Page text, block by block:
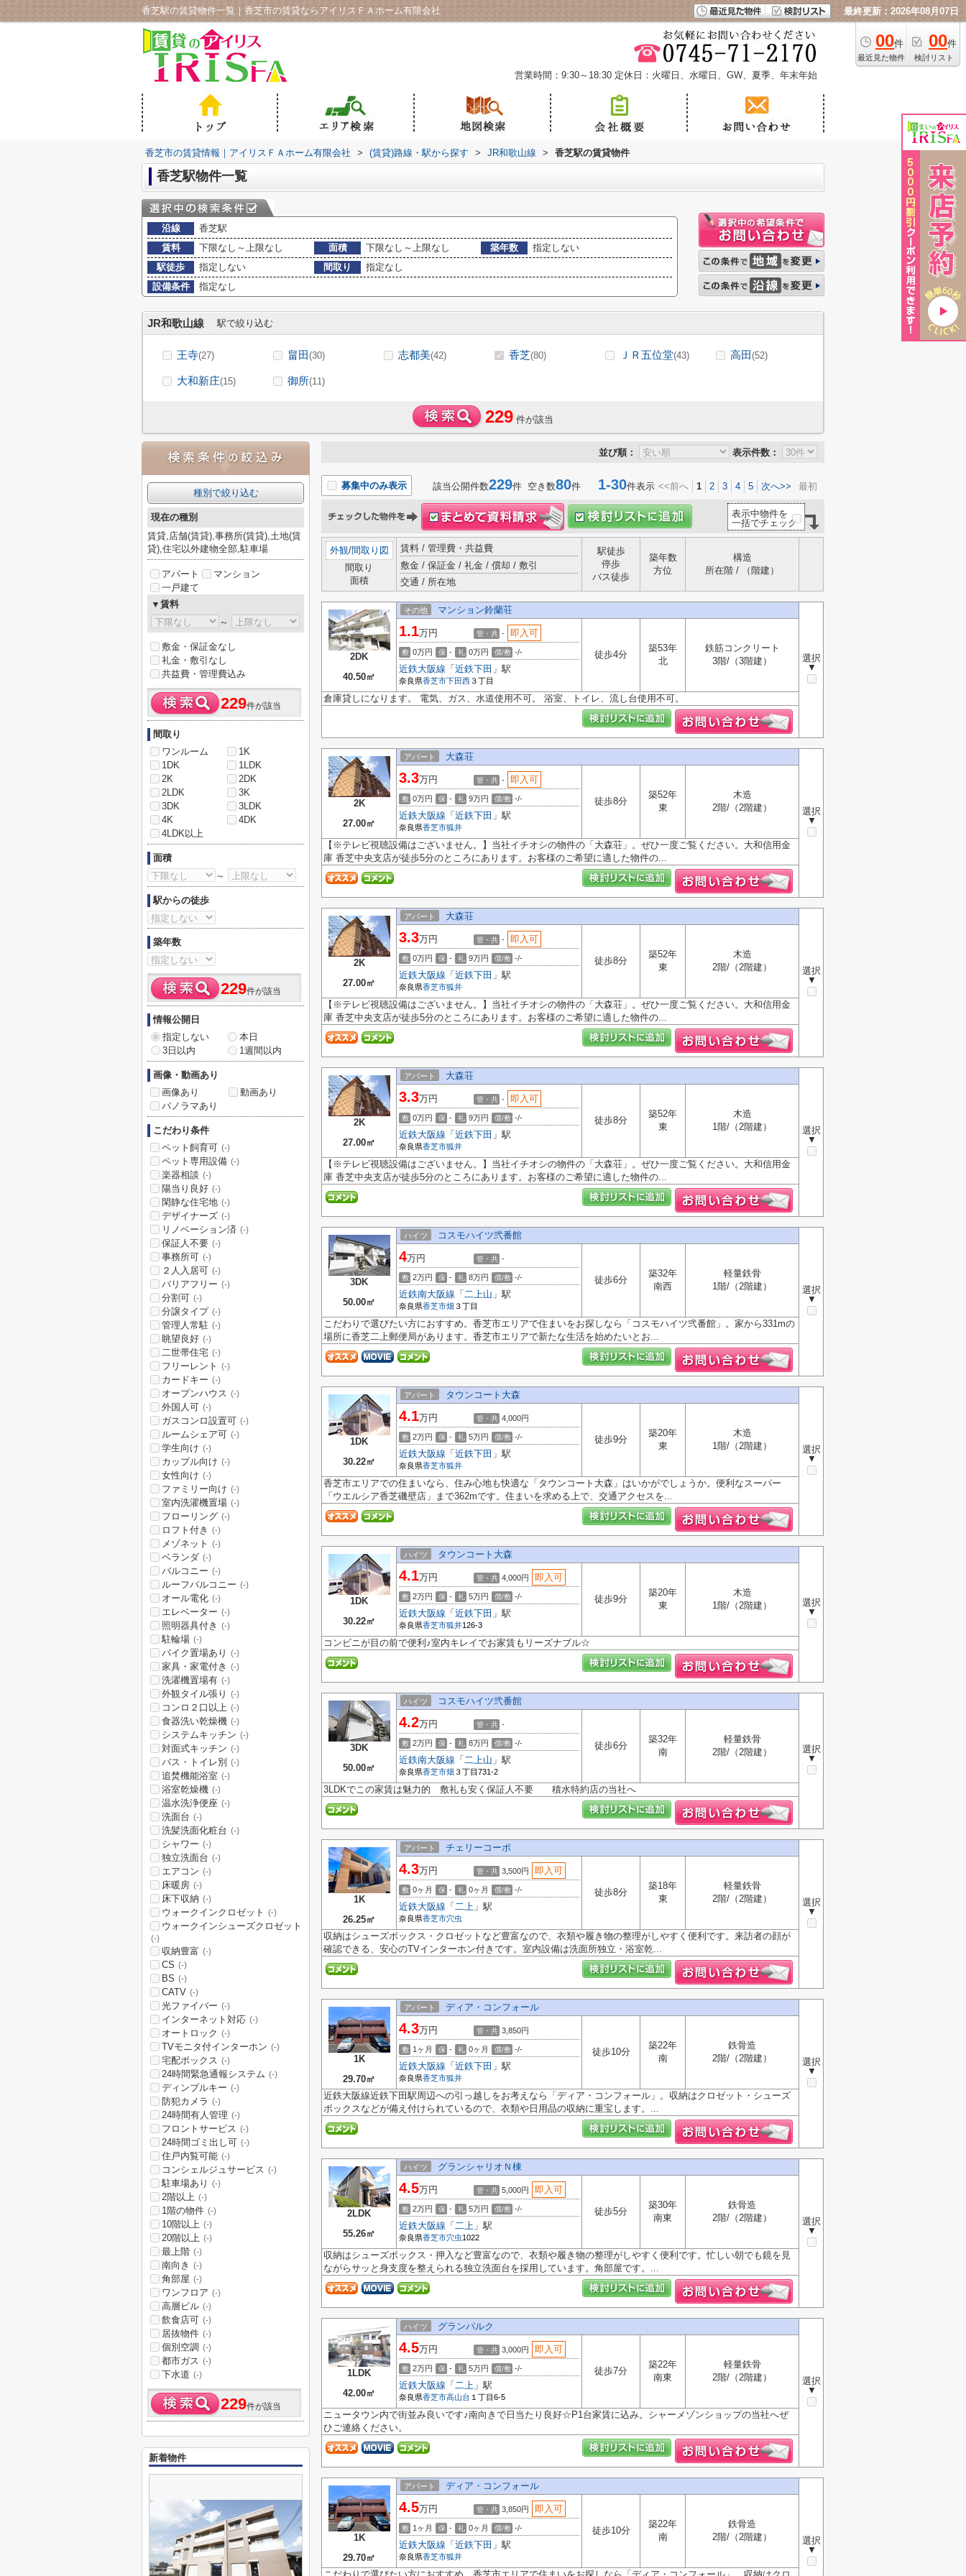
香芝駅の賃貸物件一覧｜香芝市の賃貸ならアイリスＦＡホーム有限会社 最終更新：2026年08月07日
00件
最近見た物件
00件
検討リスト
営業時間：9:30～18:30 定休日：火曜日、水曜日、GW、夏季、年末年始
香芝市の賃貸情報｜アイリスＦＡホーム有限会社 > (賃貸)路線・駅から探す > JR和歌山線 > 香芝駅の賃貸物件
香芝駅物件一覧
沿線
香芝駅
賃料
下限なし～上限なし 面積 下限なし～上限なし 築年数
指定しない
駅徒歩
指定しない 間取り
指定なし
設備条件
指定なし
JR和歌山線 駅で絞り込む
王寺(27) 畠田(30) 志都美(42) 香芝(80) ＪＲ五位堂(43) 高田(52)
大和新庄(15) 御所(11)
229 件が該当
並び順： 表示件数：
募集中のみ表示 該当公開件数229件 空き数80件 1-30件表示 <<前へ 1 2 3 4 5 次へ>> 最初
表示中物件を
一括でチェック
外観/間取り図
間取り
面積
賃料 / 管理費・共益費
敷金 / 保証金 / 礼金 / 償却 / 敷引
交通 / 所在地
駅徒歩
停歩
バス徒歩
築年数
方位
構造
所在階 / （階建）
2DK
40.50㎡
その他 マンション鈴蘭荘
選択
▼
1.1万円 管・共 - 即入可
敷 0万円 保 - 礼 0万円 償/敷 -/-
近鉄大阪線 「 近鉄下田 」駅
奈良県香芝市下田西３丁目
徒歩4分
築53年
北
鉄筋コンクリート
3階/（3階建）
倉庫貸しになります。 電気、ガス、水道使用不可。 浴室、トイレ、流し台使用不可。
2K
27.00㎡
アパート 大森荘
選択
▼
3.3万円 管・共 - 即入可
敷 0万円 保 - 礼 9万円 償/敷 -/-
近鉄大阪線 「 近鉄下田 」駅
奈良県香芝市狐井
徒歩8分
築52年
東
木造
2階/（2階建）
【※テレビ視聴設備はございません。】当社イチオシの物件の「大森荘」。ぜひ一度ご覧ください。大和信用金
庫 香芝中央支店が徒歩5分のところにあります。お客様のご希望に適した物件の...
2K
27.00㎡
アパート 大森荘
選択
▼
3.3万円 管・共 - 即入可
敷 0万円 保 - 礼 9万円 償/敷 -/-
近鉄大阪線 「 近鉄下田 」駅
奈良県香芝市狐井
徒歩8分
築52年
東
木造
2階/（2階建）
【※テレビ視聴設備はございません。】当社イチオシの物件の「大森荘」。ぜひ一度ご覧ください。大和信用金
庫 香芝中央支店が徒歩5分のところにあります。お客様のご希望に適した物件の...
2K
27.00㎡
アパート 大森荘
選択
▼
3.3万円 管・共 - 即入可
敷 0万円 保 - 礼 9万円 償/敷 -/-
近鉄大阪線 「 近鉄下田 」駅
奈良県香芝市狐井
徒歩8分
築52年
東
木造
1階/（2階建）
【※テレビ視聴設備はございません。】当社イチオシの物件の「大森荘」。ぜひ一度ご覧ください。大和信用金
庫 香芝中央支店が徒歩5分のところにあります。お客様のご希望に適した物件の...
3DK
50.00㎡
ハイツ コスモハイツ弐番館
選択
▼
4万円 管・共 -
敷 2万円 保 - 礼 8万円 償/敷 -/-
近鉄南大阪線 「 二上山 」駅
奈良県香芝市畑 ３丁目
徒歩6分
築32年
南西
軽量鉄骨
1階/（2階建）
こだわりで選びたい方におすすめ。香芝市エリアで住まいをお探しなら「コスモハイツ弐番館」。家から331mの
場所に香芝二上郵便局があります。香芝市エリアで新たな生活を始めたいとお...
1DK
30.22㎡
アパート タウンコート大森
選択
▼
4.1万円 管・共 4,000円
敷 2万円 保 - 礼 5万円 償/敷 -/-
近鉄大阪線 「 近鉄下田 」駅
奈良県香芝市狐井
徒歩9分
築20年
東
木造
1階/（2階建）
香芝市エリアでの住まいなら、住み心地も快適な「タウンコート大森」はいかがでしょうか。便利なスーパー
「ウエルシア香芝磯壁店」まで362mです。住まいを求める上で、交通アクセスを...
1DK
30.22㎡
ハイツ タウンコート大森
選択
▼
4.1万円 管・共 4,000円 即入可
敷 2万円 保 - 礼 5万円 償/敷 -/-
近鉄大阪線 「 近鉄下田 」駅
奈良県香芝市狐井126-3
徒歩9分
築20年
東
木造
1階/（2階建）
コンビニが目の前で便利♪室内キレイでお家賃もリーズナブル☆
3DK
50.00㎡
ハイツ コスモハイツ弐番館
選択
▼
4.2万円 管・共 -
敷 2万円 保 - 礼 8万円 償/敷 -/-
近鉄南大阪線 「 二上山 」駅
奈良県香芝市畑 ３丁目731-2
徒歩6分
築32年
南
軽量鉄骨
2階/（2階建）
3LDKでこの家賃は魅力的 敷礼も安く保証人不要 積水特約店の当社へ
1K
26.25㎡
アパート チェリーコーポ
選択
▼
4.3万円 管・共 3,500円 即入可
敷 0ヶ月 保 - 礼 0ヶ月 償/敷 -/-
近鉄大阪線 「 二上 」駅
奈良県香芝市穴虫
徒歩8分
築18年
東
軽量鉄骨
2階/（2階建）
収納はシューズボックス・クロゼットなど豊富なので、衣類や履き物の整理がしやすく便利です。来訪者の顔が
確認できる、安心のTVインターホン付きです。室内設備は洗面所独立・浴室乾...
1K
29.70㎡
アパート ディア・コンフォール
選択
▼
4.3万円 管・共 3,850円
敷 1ヶ月 保 - 礼 0ヶ月 償/敷 -/-
近鉄大阪線 「 近鉄下田 」駅
奈良県香芝市狐井
徒歩10分
築22年
南
鉄骨造
2階/（2階建）
近鉄大阪線近鉄下田駅周辺への引っ越しをお考えなら「ディア・コンフォール」。収納はクロゼット・シューズ
ボックスなどが備え付けられているので、衣類や日用品の収納に重宝します。...
2LDK
55.26㎡
ハイツ グランシャリオＮ棟
選択
▼
4.5万円 管・共 5,000円 即入可
敷 2万円 保 - 礼 5万円 償/敷 -/-
近鉄大阪線 「 二上 」駅
奈良県香芝市穴虫1022
徒歩5分
築30年
南東
鉄骨造
2階/（2階建）
収納はシューズボックス・押入など豊富なので、衣類や履き物の整理がしやすく便利です。忙しい朝でも鏡を見
ながらサッと身支度を整えられる独立洗面台を採用しています。角部屋です。...
1LDK
42.00㎡
ハイツ グランパルク
選択
▼
4.5万円 管・共 3,000円 即入可
敷 2万円 保 - 礼 5万円 償/敷 -/-
近鉄大阪線 「 二上 」駅
奈良県香芝市高山台 １丁目6-5
徒歩7分
築22年
南東
軽量鉄骨
2階/（2階建）
ニュータウン内で街並み良いです♪南向きで日当たり良好☆P1台家賃に込み。シャーメゾンショップの当社へぜ
ひご連絡ください。
1K
29.70㎡
アパート ディア・コンフォール
選択
▼
4.5万円 管・共 3,850円 即入可
敷 1ヶ月 保 - 礼 0ヶ月 償/敷 -/-
近鉄大阪線 「 近鉄下田 」駅
奈良県香芝市狐井
徒歩10分
築22年
南
鉄骨造
2階/（2階建）
種別で絞り込む
現在の種別
賃貸,店舗(賃貸),事務所(賃貸),土地(賃
貸),住宅以外建物全部,駐車場
アパート
マンション
一戸建て
▼賃料
～
敷金・保証金なし
礼金・敷引なし
共益費・管理費込み
229件が該当
間取り
ワンルーム
1K
1DK
1LDK
2K
2DK
2LDK
3K
3DK
3LDK
4K
4DK
4LDK以上
面積
～
駅からの徒歩
築年数
229件が該当
情報公開日
指定しない
本日
3日以内
1週間以内
画像・動画あり
画像あり
動画あり
パノラマあり
こだわり条件
ペット飼育可 (-)
ペット専用設備 (-)
楽器相談 (-)
陽当り良好 (-)
閑静な住宅地 (-)
デザイナーズ (-)
リノベーション済 (-)
保証人不要 (-)
事務所可 (-)
２人入居可 (-)
バリアフリー (-)
分割可 (-)
分譲タイプ (-)
管理人常駐 (-)
眺望良好 (-)
二世帯住宅 (-)
フリーレント (-)
カードキー (-)
オープンハウス (-)
外国人可 (-)
ガスコンロ設置可 (-)
ルームシェア可 (-)
学生向け (-)
カップル向け (-)
女性向け (-)
ファミリー向け (-)
室内洗濯機置場 (-)
フローリング (-)
ロフト付き (-)
メゾネット (-)
ベランダ (-)
バルコニー (-)
ルーフバルコニー (-)
オール電化 (-)
エレベーター (-)
照明器具付き (-)
駐輪場 (-)
バイク置場あり (-)
家具・家電付き (-)
洗濯機置場有 (-)
外観タイル張り (-)
コンロ２口以上 (-)
食器洗い乾燥機 (-)
システムキッチン (-)
対面式キッチン (-)
バス・トイレ別 (-)
追焚機能浴室 (-)
浴室乾燥機 (-)
温水洗浄便座 (-)
洗面台 (-)
洗髪洗面化粧台 (-)
シャワー (-)
独立洗面台 (-)
エアコン (-)
床暖房 (-)
床下収納 (-)
ウォークインクロゼット (-)
ウォークインシューズクロゼット
(-)
収納豊富 (-)
CS (-)
BS (-)
CATV (-)
光ファイバー (-)
インターネット対応 (-)
オートロック (-)
TVモニタ付インターホン (-)
宅配ボックス (-)
24時間緊急通報システム (-)
ディンプルキー (-)
防犯カメラ (-)
24時間有人管理 (-)
フロントサービス (-)
24時間ゴミ出し可 (-)
住戸内覧可能 (-)
コンシェルジュサービス (-)
駐車場あり (-)
2階以上 (-)
1階の物件 (-)
10階以上 (-)
20階以上 (-)
最上階 (-)
南向き (-)
角部屋 (-)
ワンフロア (-)
高層ビル (-)
飲食店可 (-)
居抜物件 (-)
個別空調 (-)
都市ガス (-)
下水道 (-)
229件が該当
新着物件